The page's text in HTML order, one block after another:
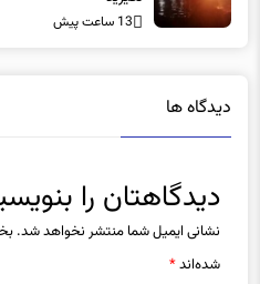
نشانی ایمیل شما منتشر نخواهد شد.
شده‌اند*
دیدگاه*